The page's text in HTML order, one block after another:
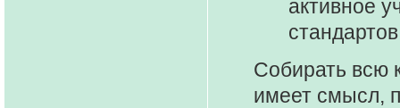
активное
Собирать всю
имеет смысл,